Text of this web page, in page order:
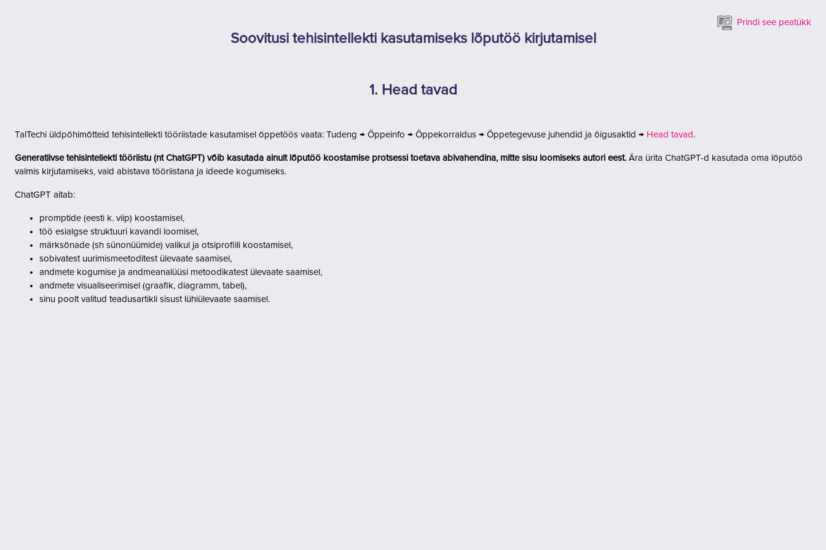
Prindi see peatükk
Soovitusi tehisintellekti kasutamiseks lõputöö kirjutamisel
1. Head tavad
TalTechi üldpõhimõtteid tehisintellekti tööriistade kasutamisel õppetöös vaata: Tudeng → Õppeinfo → Õppekorraldus → Õppetegevuse juhendid ja õigusaktid → Head tavad .
Generatiivse tehisintellekti tööriistu (nt ChatGPT) võib kasutada ainult lõputöö koostamise protsessi toetava abivahendina, mitte sisu loomiseks autori eest. Ära ürita ChatGPT-d kasutada oma lõputöö
valmis kirjutamiseks, vaid abistava tööriistana ja ideede kogumiseks.
ChatGPT aitab:
promptide (eesti k. viip) koostamisel,
töö esialgse struktuuri kavandi loomisel,
märksõnade (sh sünonüümide) valikul ja otsiprofiili koostamisel,
sobivatest uurimismeetoditest ülevaate saamisel,
andmete kogumise ja andmeanalüüsi metoodikatest ülevaate saamisel,
andmete visualiseerimisel (graafik, diagramm, tabel),
sinu poolt valitud teadusartikli sisust lühiülevaate saamisel.